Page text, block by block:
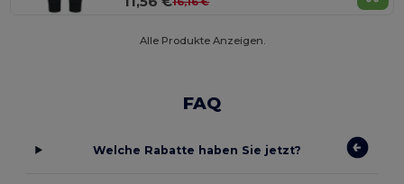
Alle Produkte Anzeigen.
FAQ
Welche Rabatte haben Sie jetzt?